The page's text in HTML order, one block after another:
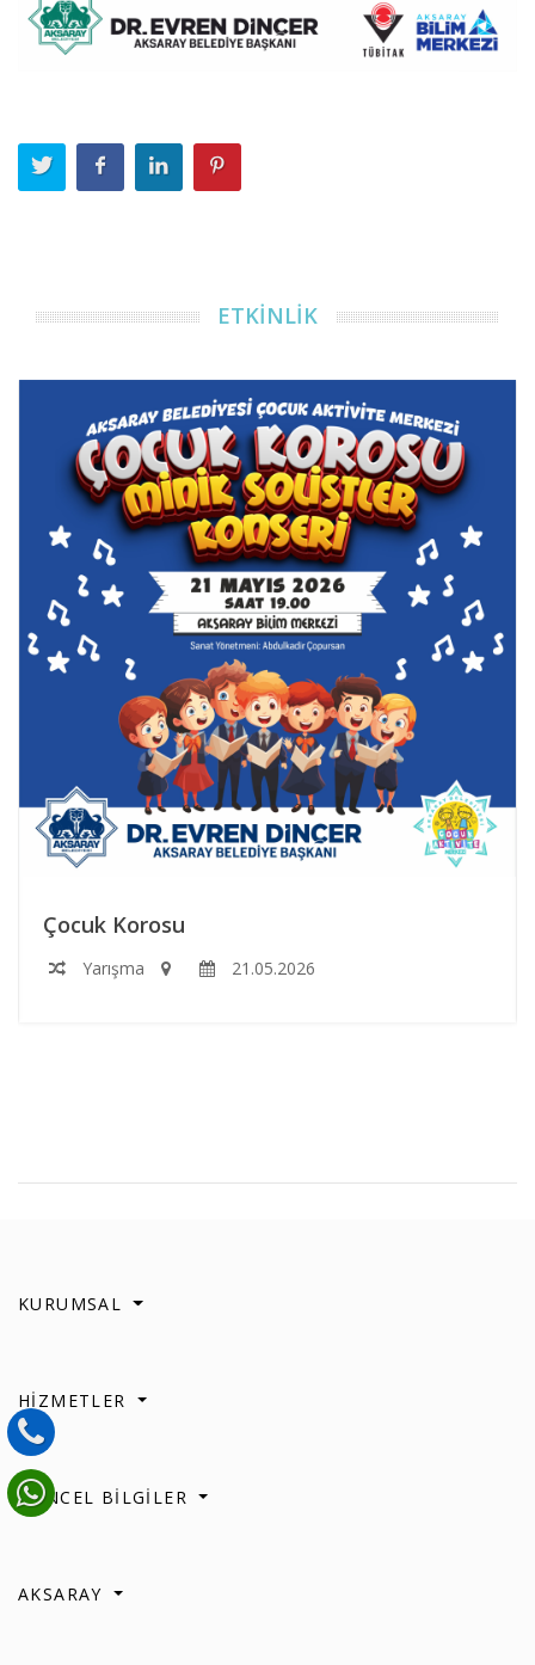
ETKİNLİK
Çocuk Korosu
Yarışma 21.05.2026
KURUMSAL
HİZMETLER
GÜNCEL BİLGİLER
AKSARAY